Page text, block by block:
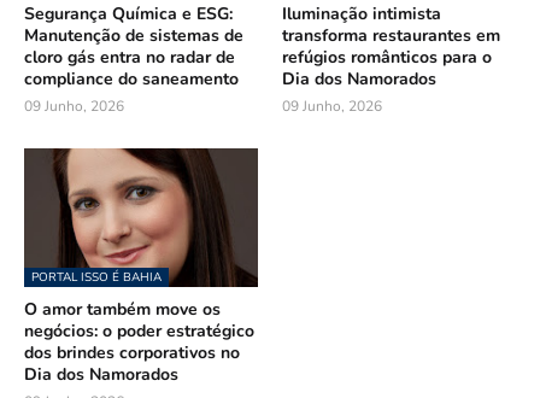
Segurança Química e ESG:
Manutenção de sistemas de
cloro gás entra no radar de
compliance do saneamento
09 Junho, 2026
Iluminação intimista
transforma restaurantes em
refúgios românticos para o
Dia dos Namorados
09 Junho, 2026
PORTAL ISSO É BAHIA
O amor também move os
negócios: o poder estratégico
dos brindes corporativos no
Dia dos Namorados